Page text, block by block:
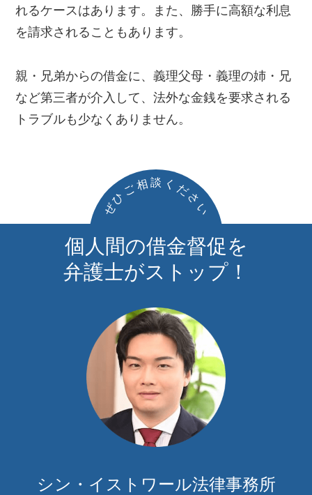
れるケースはあります。また、勝手に高額な利息
を請求されることもあります。
親・兄弟からの借金に、義理父母・義理の姉・兄
など第三者が介入して、法外な金銭を要求される
トラブルも少なくありません。
ぜ
ひ
ご相談 く だ
さ
い
個人間の借金督促を
弁護士がストップ！
シン・イストワール法律事務所